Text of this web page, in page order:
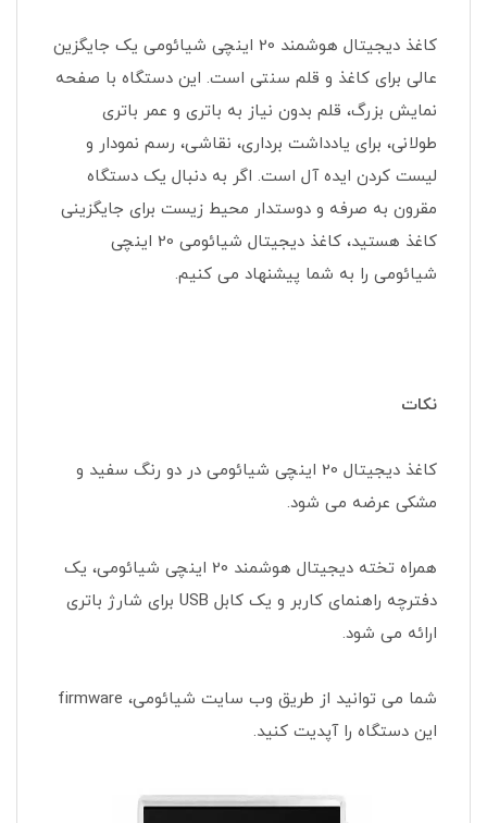
کاغذ دیجیتال هوشمند 20 اینچی شیائومی یک جایگزین
عالی برای کاغذ و قلم سنتی است. این دستگاه با صفحه
نمایش بزرگ، قلم بدون نیاز به باتری و عمر باتری
طولانی، برای یادداشت برداری، نقاشی، رسم نمودار و
لیست کردن ایده آل است. اگر به دنبال یک دستگاه
مقرون به صرفه و دوستدار محیط زیست برای جایگزینی
کاغذ هستید، کاغذ دیجیتال شیائومی 20 اینچی
شیائومی را به شما پیشنهاد می کنیم.
نکات
کاغذ دیجیتال 20 اینچی شیائومی در دو رنگ سفید و
مشکی عرضه می شود.
همراه تخته دیجیتال هوشمند 20 اینچی شیائومی، یک
دفترچه راهنمای کاربر و یک کابل USB برای شارژ باتری
ارائه می شود.
شما می توانید از طریق وب سایت شیائومی، firmware
این دستگاه را آپدیت کنید.